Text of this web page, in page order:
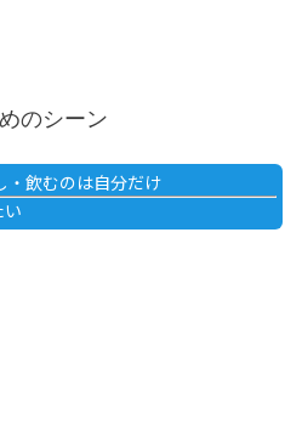
のシーン
・飲むのは自分だけ